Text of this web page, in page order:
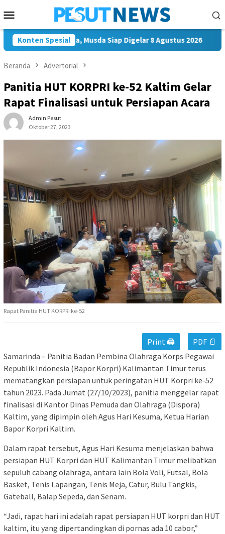
ke
Mobile
Konten Spesial
Samarinda, Musda Siap Digelar 8 Agustus 2026
Beranda Advertorial
Panitia HUT KORPRI ke-52 Kaltim Gelar
Rapat Finalisasi untuk Persiapan Acara
Admin Pesut
Oktober 27, 2023
Rapat Panitia HUT KORPRI ke-52
Print 🖨
PDF 📄
Samarinda – Panitia Badan Pembina Olahraga Korps Pegawai
Republik Indonesia (Bapor Korpri) Kalimantan Timur terus
mematangkan persiapan untuk peringatan HUT Korpri ke-52
tahun 2023. Pada Jumat (27/10/2023), panitia menggelar rapat
finalisasi di Kantor Dinas Pemuda dan Olahraga (Dispora)
Kaltim, yang dipimpin oleh Agus Hari Kesuma, Ketua Harian
Bapor Korpri Kaltim.
Dalam rapat tersebut, Agus Hari Kesuma menjelaskan bahwa
persiapan HUT Korpri dan HUT Kalimantan Timur melibatkan
sepuluh cabang olahraga, antara lain Bola Voli, Futsal, Bola
Basket, Tenis Lapangan, Tenis Meja, Catur, Bulu Tangkis,
Gateball, Balap Sepeda, dan Senam.
“Jadi, rapat hari ini adalah rapat persiapan HUT korpri dan HUT
kaltim, itu yang dipertandingkan di pornas ada 10 cabor,”